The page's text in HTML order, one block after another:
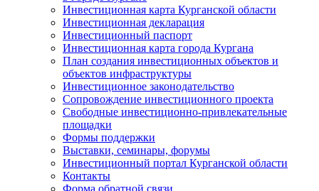
Инвестиционная карта Курганской области
Инвестиционная декларация
Инвестиционный паспорт
Инвестиционная карта города Кургана
План создания инвестиционных объектов и
объектов инфраструктуры
Инвестиционное законодательство
Сопровождение инвестиционного проекта
Свободные инвестиционно-привлекательные
площадки
Формы поддержки
Выставки, семинары, форумы
Инвестиционный портал Курганской области
Контакты
Форма обратной связи